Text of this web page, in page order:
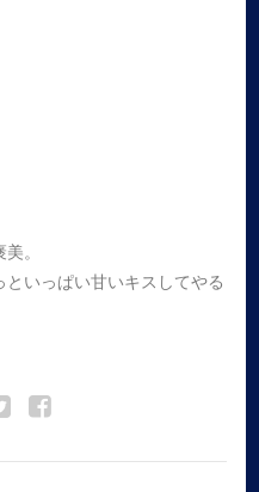
。
いっぱい甘いキスしてやる